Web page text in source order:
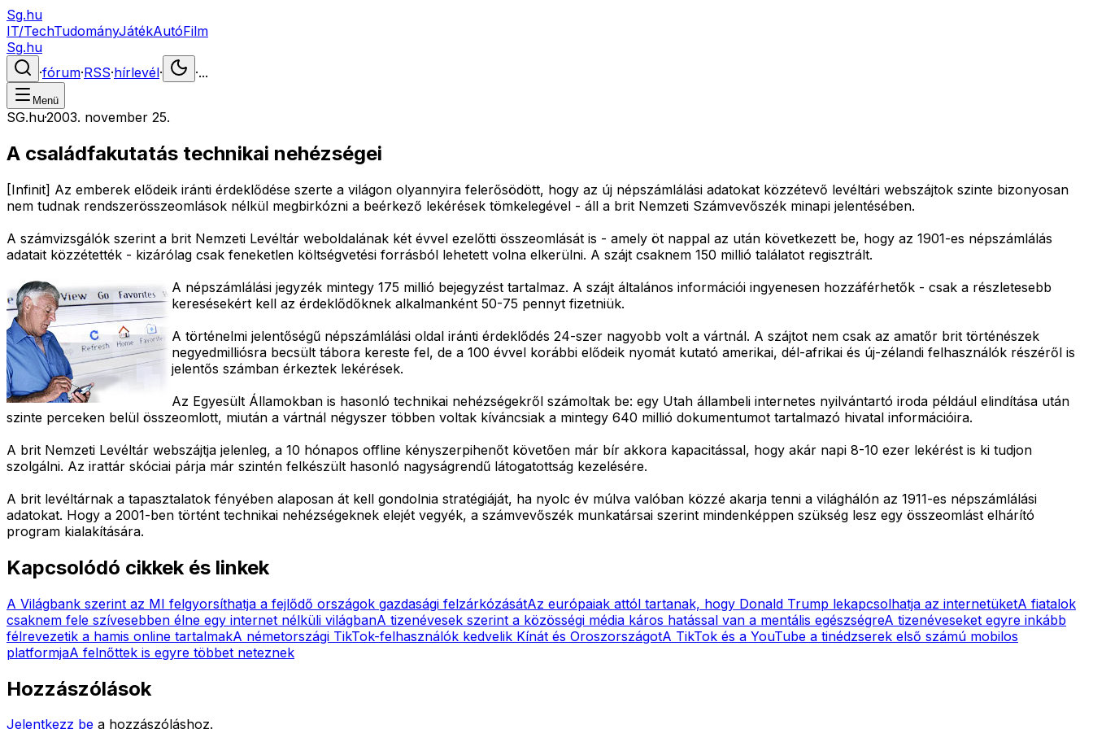
Sg.hu
IT/TechTudományJátékAutóFilm
Sg.hu
·fórum·RSS·hírlevél· ·...
Menü
SG.hu·2003. november 25.
A családfakutatás technikai nehézségei
[Infinit] Az emberek elődeik iránti érdeklődése szerte a világon olyannyira felerősödött, hogy az új népszámlálási adatokat közzétevő levéltári webszájtok szinte bizonyosan
nem tudnak rendszerösszeomlások nélkül megbirkózni a beérkező lekérések tömkelegével - áll a brit Nemzeti Számvevőszék minapi jelentésében.
A számvizsgálók szerint a brit Nemzeti Levéltár weboldalának két évvel ezelőtti összeomlását is - amely öt nappal az után következett be, hogy az 1901-es népszámlálás
adatait közzétették - kizárólag csak feneketlen költségvetési forrásból lehetett volna elkerülni. A szájt csaknem 150 millió találatot regisztrált.
A népszámlálási jegyzék mintegy 175 millió bejegyzést tartalmaz. A szájt általános információi ingyenesen hozzáférhetők - csak a részletesebb
keresésekért kell az érdeklődőknek alkalmanként 50-75 pennyt fizetniük.
A történelmi jelentőségű népszámlálási oldal iránti érdeklődés 24-szer nagyobb volt a vártnál. A szájtot nem csak az amatőr brit történészek
negyedmilliósra becsült tábora kereste fel, de a 100 évvel korábbi elődeik nyomát kutató amerikai, dél-afrikai és új-zélandi felhasználók részéről is
jelentős számban érkeztek lekérések.
Az Egyesült Államokban is hasonló technikai nehézségekről számoltak be: egy Utah állambeli internetes nyilvántartó iroda például elindítása után
szinte perceken belül összeomlott, miután a vártnál négyszer többen voltak kíváncsiak a mintegy 640 millió dokumentumot tartalmazó hivatal információira.
A brit Nemzeti Levéltár webszájtja jelenleg, a 10 hónapos offline kényszerpihenőt követően már bír akkora kapacitással, hogy akár napi 8-10 ezer lekérést is ki tudjon
szolgálni. Az irattár skóciai párja már szintén felkészült hasonló nagyságrendű látogatottság kezelésére.
A brit levéltárnak a tapasztalatok fényében alaposan át kell gondolnia stratégiáját, ha nyolc év múlva valóban közzé akarja tenni a világhálón az 1911-es népszámlálási
adatokat. Hogy a 2001-ben történt technikai nehézségeknek elejét vegyék, a számvevőszék munkatársai szerint mindenképpen szükség lesz egy összeomlást elhárító
program kialakítására.
Kapcsolódó cikkek és linkek
A Világbank szerint az MI felgyorsíthatja a fejlődő országok gazdasági felzárkózásátAz európaiak attól tartanak, hogy Donald Trump lekapcsolhatja az internetüketA fiatalok
csaknem fele szívesebben élne egy internet nélküli világbanA tizenévesek szerint a közösségi média káros hatással van a mentális egészségreA tizenéveseket egyre inkább
félrevezetik a hamis online tartalmakA németországi TikTok-felhasználók kedvelik Kínát és OroszországotA TikTok és a YouTube a tinédzserek első számú mobilos
platformjaA felnőttek is egyre többet neteznek
Hozzászólások
Jelentkezz be a hozzászóláshoz.